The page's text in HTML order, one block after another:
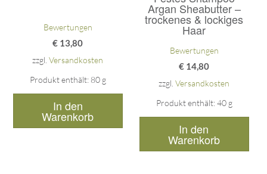
Bewertungen
€ 13,80
zzgl.Versandkosten
Produkt enthält: 80 g
In den
Warenkorb
Argan Sheabutter –
trockenes & lockiges
Haar
Bewertungen
€ 14,80
zzgl.Versandkosten
Produkt enthält: 40 g
In den
Warenkorb